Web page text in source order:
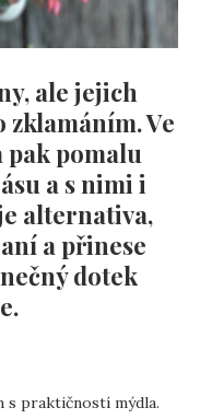
ale jejich
Ve
pak pomalu
a s nimi i
alternativa,
a přinese
dotek
praktičností mýdla.